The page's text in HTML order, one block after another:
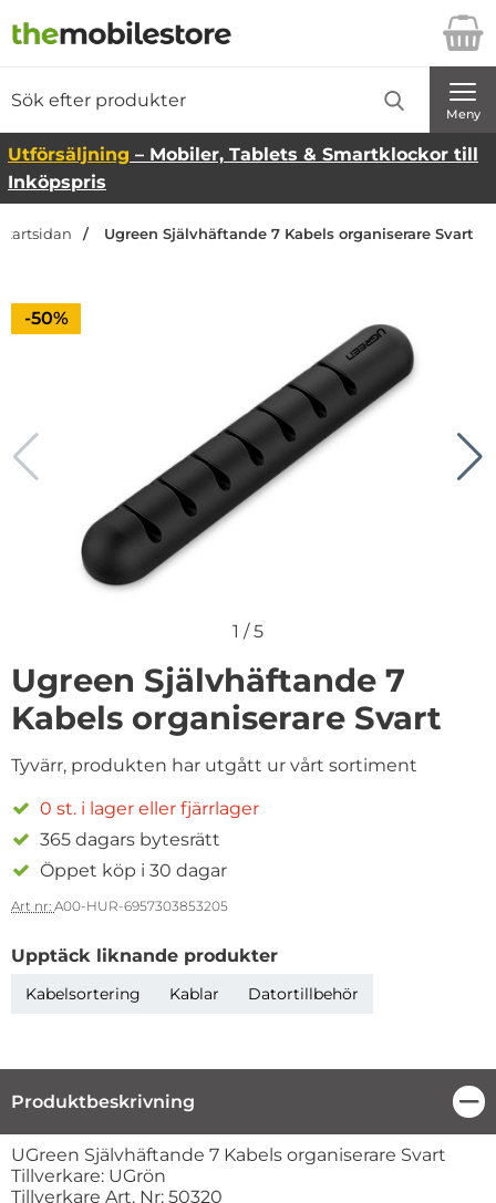
Startsidan för Danira Telecom AB
Meny
Utförsäljning – Mobiler, Tablets & Smartklockor till
Inköpspris
Ugreen Självhäftande 7 Kabels organiserare Svart
Priset är nedsatt med
-50%
1 /5
Ugreen Självhäftande 7
Kabels organiserare Svart
Tyvärr, produkten har utgått ur vårt sortiment
0 st. i lager eller fjärrlager
365 dagars bytesrätt
Öppet köp i 30 dagar
Art nr: A00-HUR-6957303853205
Upptäck liknande produkter
Kabelsortering Kablar Datortillbehör
Produktbeskrivning
Produktbeskrivning
UGreen Självhäftande 7 Kabels organiserare Svart
Tillverkare: UGrön
Tillverkare Art. Nr: 50320